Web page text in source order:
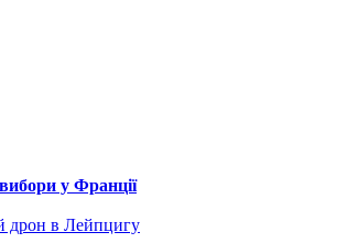
у Франції
дрон в Лейпцигу